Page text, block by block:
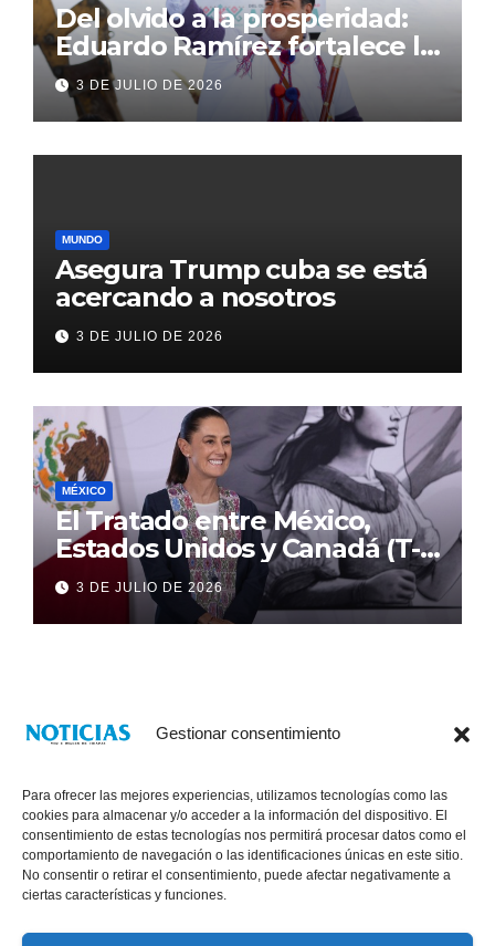
Gestionar consentimiento
Para ofrecer las mejores experiencias, utilizamos tecnologías como las
cookies para almacenar y/o acceder a la información del dispositivo. El
consentimiento de estas tecnologías nos permitirá procesar datos como el
comportamiento de navegación o las identificaciones únicas en este sitio.
No consentir o retirar el consentimiento, puede afectar negativamente a
ciertas características y funciones.
Del olvido a la prosperidad:
Eduardo Ramírez fortalece la
transformación de Aldama
con inversión histórica
3 DE JULIO DE 2026
MUNDO
Asegura Trump cuba se está
acercando a nosotros
3 DE JULIO DE 2026
MÉXICO
El Tratado entre México,
Estados Unidos y Canadá (T-
MEC) se mantiene hasta el
2036: Presidenta Claudia
Sheinbaum
3 DE JULIO DE 2026
® Derechos Reservados 2026|